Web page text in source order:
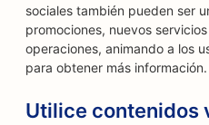
sociales también pueden ser
promociones, nuevos
operaciones, animando a los
para obtener más información.
Utilice contenidos